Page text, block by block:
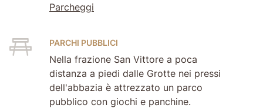
Parcheggi
PARCHI PUBBLICI
Nella frazione San Vittore a poca
distanza a piedi dalle Grotte nei pressi
dell'abbazia è attrezzato un parco
pubblico con giochi e panchine.